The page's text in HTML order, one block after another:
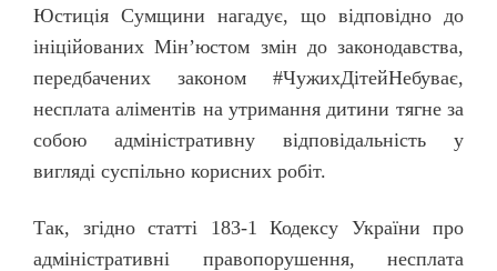
Юстиція Сумщини нагадує, що відповідно до
ініційованих Мін’юстом змін до законодавства,
передбачених законом #ЧужихДітейНебуває,
несплата аліментів на утримання дитини тягне за
собою адміністративну відповідальність у
вигляді суспільно корисних робіт.
Так, згідно статті 183-1 Кодексу України про
адміністративні правопорушення, несплата